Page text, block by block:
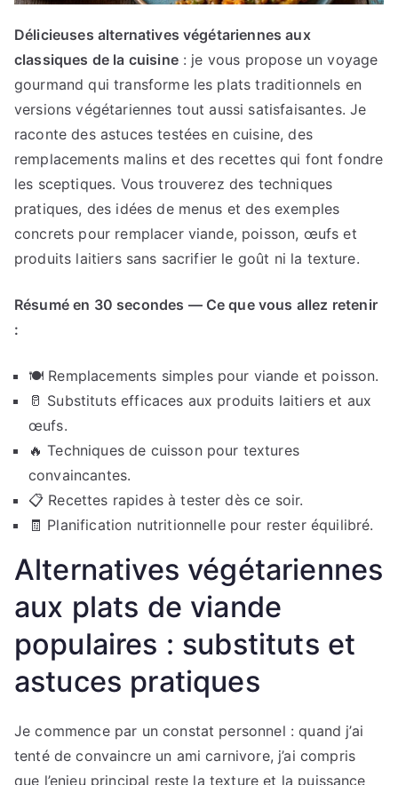
Délicieuses alternatives végétariennes aux
classiques de la cuisine: je vous propose un voyage
gourmand qui transforme les plats traditionnels en
versions végétariennes tout aussi satisfaisantes. Je
raconte des astuces testées en cuisine, des
remplacements malins et des recettes qui font fondre
les sceptiques. Vous trouverez des techniques
pratiques, des idées de menus et des exemples
concrets pour remplacer viande, poisson, œufs et
produits laitiers sans sacrifier le goût ni la texture.
Résumé en 30 secondes — Ce que vous allez retenir
:
🍽️ Remplacements simples pour viande et poisson.
🥛 Substituts efficaces aux produits laitiers et aux
œufs.
🔥 Techniques de cuisson pour textures
convaincantes.
📋 Recettes rapides à tester dès ce soir.
🧾 Planification nutritionnelle pour rester équilibré.
Alternatives végétariennes
aux plats de viande
populaires : substituts et
astuces pratiques
Je commence par un constat personnel : quand j’ai
tenté de convaincre un ami carnivore, j’ai compris
que l’enjeu principal reste la texture et la puissance